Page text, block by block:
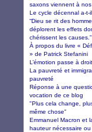
saxons viennent à
Le cycle décennal a-t-
“Dieu se rit des
déplorent les effets
chérissent les causes.”
À propos du livre «
» de Patrick Stefanini
L’émotion passe à
La pauvreté et
pauvreté
Réponse à une
vocation de ce blog
"Plus cela change,
même chose"
Emmanuel Macron et
hauteur nécessaire ou